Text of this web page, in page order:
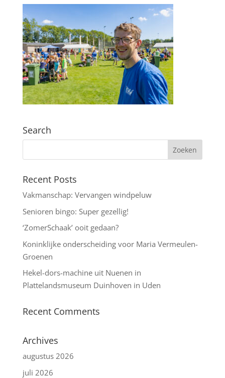
Search
Recent Posts
Vakmanschap: Vervangen windpeluw
Senioren bingo: Super gezellig!
‘ZomerSchaak’ ooit gedaan?
Koninklijke onderscheiding voor Maria Vermeulen-
Groenen
Hekel-dors-machine uit Nuenen in
Plattelandsmuseum Duinhoven in Uden
Recent Comments
Archives
augustus 2026
juli 2026